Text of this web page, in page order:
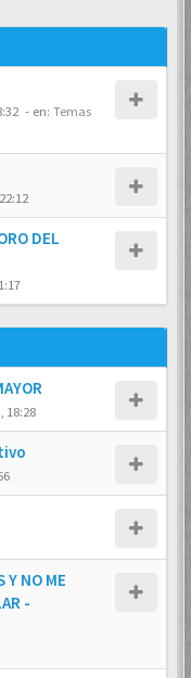
- en: Temas
DEL
18:28
Y NO ME
-